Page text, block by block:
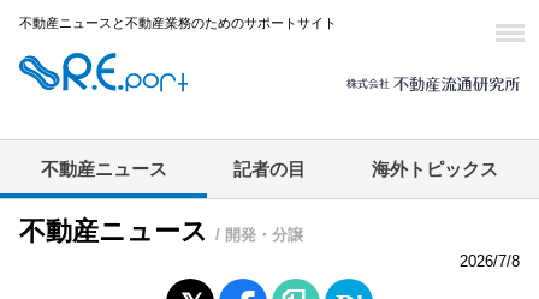
不動産ニュースと不動産業務のためのサポートサイト
不動産ニュース 記者の目 海外トピックス
不動産ニュース / 開発・分譲
2026/7/8